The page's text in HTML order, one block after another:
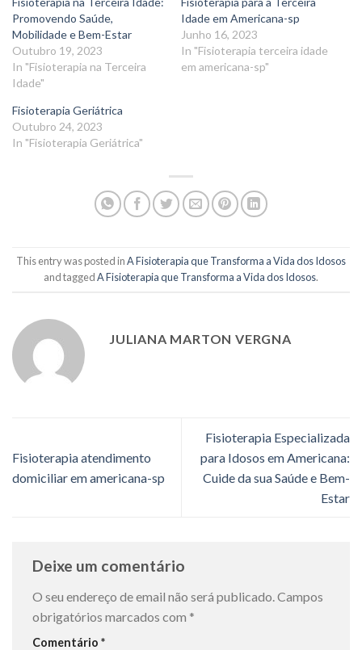
Promovendo Saúde,
Mobilidade e Bem-Estar
Outubro 19, 2023
In "Fisioterapia na Terceira
Idade"
Idade em Americana-sp
Junho 16, 2023
In "Fisioterapia terceira idade
em americana-sp"
Fisioterapia Geriátrica
Outubro 24, 2023
In "Fisioterapia Geriátrica"
This entry was posted inA Fisioterapia que Transforma a Vida dos Idosos
and taggedA Fisioterapia que Transforma a Vida dos Idosos.
JULIANA MARTON VERGNA
Fisioterapia atendimento
domiciliar em americana-sp
Fisioterapia Especializada
para Idosos em Americana:
Cuide da sua Saúde e Bem-
Estar
Deixe um comentário
O seu endereço de email não será publicado.Campos
obrigatórios marcados com *
Comentário *